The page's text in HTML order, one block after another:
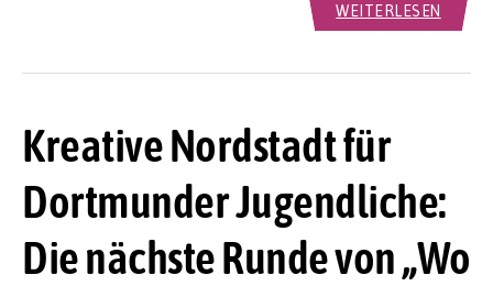
WEITERLESEN
Kreative Nordstadt für
Dortmunder Jugendliche:
Die nächste Runde von „Wo